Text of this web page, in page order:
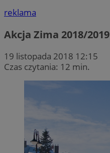
reklama
Akcja Zima 2018/2019
19 listopada 2018 12:15
Czas czytania: 12 min.